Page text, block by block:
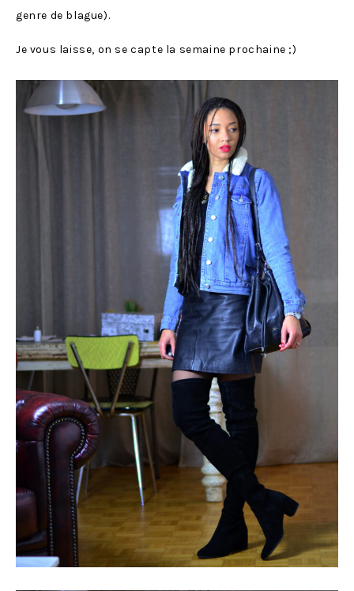
genre de blague).
Je vous laisse, on se capte la semaine prochaine ;)